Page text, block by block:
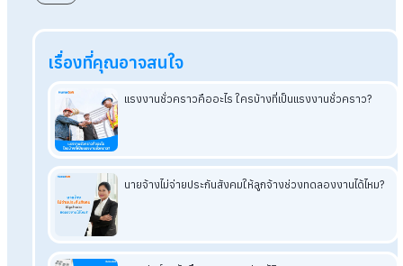
ตอบ : ขึ้นอยู่กับสภาพคล่องทางการเงินของผู้กู้ โดยผ่อนระยะสั้นจ
เสียดอกเบี้ยน้อยกว่า แต่ค่างวดสูงกว่า ส่วนผ่อนระยะยาวช่วยลดภ
รายเดือน แต่ดอกเบี้ยรวมอาจสูงขึ้น
ถาม : ก่อนสมัครสินเชื่อ ผู้กู้ควรเช็กอะไรบ้าง?
ตอบ : ผู้กู้ควรตรวจสอบรายได้ ภาระหนี้ เครดิตบูโรของตัวเอง และ
เปรียบเทียบดอกเบี้ยรวมถึงเงื่อนไขของแต่ละสถาบันการเงินก่อน
ตัดสินใจสมัคร